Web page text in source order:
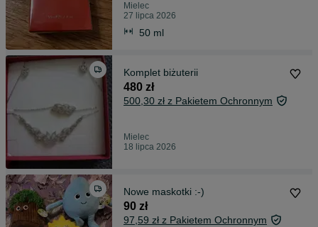
Mielec
27 lipca 2026
50 ml
Komplet biżuterii
480 zł
500,30 zł z Pakietem Ochronnym
Mielec
18 lipca 2026
Nowe maskotki :-)
90 zł
97,59 zł z Pakietem Ochronnym